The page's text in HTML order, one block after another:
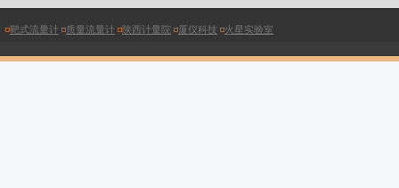
◽靶式流量计 ◽质量流量计 ◽陕西计量院 ◽厦仪科技 ◽火星实验室